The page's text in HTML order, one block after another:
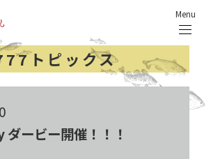
Menu
トピックス
ダービー開催！！！